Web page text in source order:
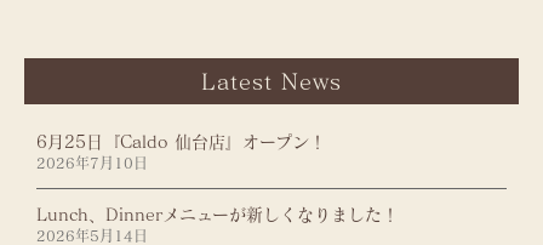
Latest News
6月25日『Caldo 仙台店』オープン！
2026年7月10日
Lunch、Dinnerメニューが新しくなりました！
2026年5月14日